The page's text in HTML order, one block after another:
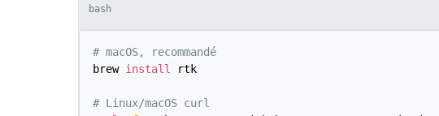
bash
# macOS, recommandé
brew install rtk
# Linux/macOS curl